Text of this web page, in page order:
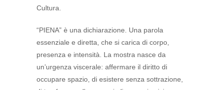
Cultura.
“PIENA” è una dichiarazione. Una parola
essenziale e diretta, che si carica di corpo,
presenza e intensità. La mostra nasce da
un’urgenza viscerale: affermare il diritto di
occupare spazio, di esistere senza sottrazione,